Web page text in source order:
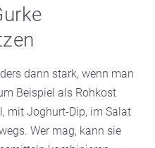
dann stark, wenn man
Beispiel als Rohkost
mit Joghurt-Dip, im Salat
Wer mag, kann sie